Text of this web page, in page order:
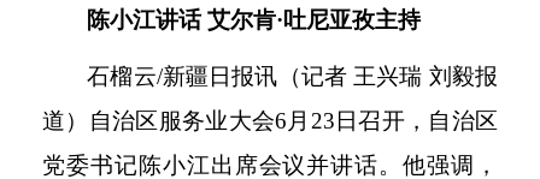
陈小江讲话 艾尔肯·吐尼亚孜主持
石榴云/新疆日报讯（记者 王兴瑞 刘毅报
道）自治区服务业大会6月23日召开，自治区
党委书记陈小江出席会议并讲话。他强调，